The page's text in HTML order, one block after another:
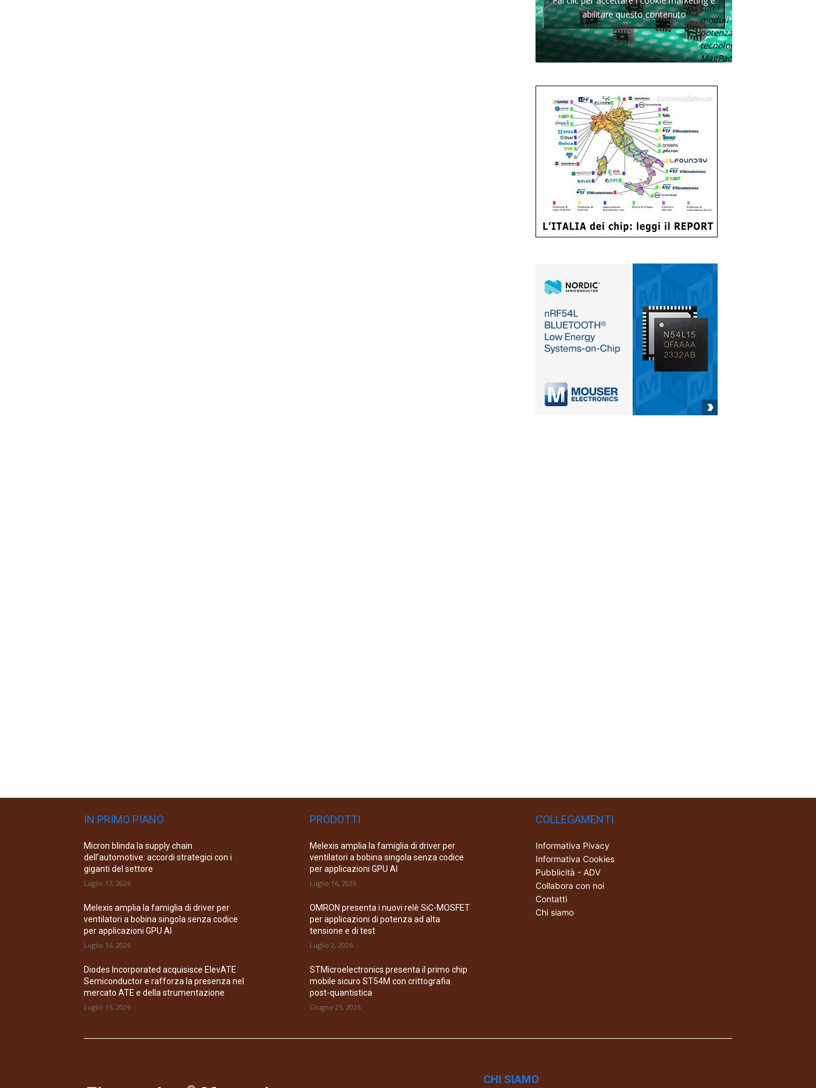
con i
moduli di
potenza con
tecnologia
MagPack.
abilitare questo contenuto
IN PRIMO PIANO
Micron blinda la supply chain
dell’automotive: accordi strategici con i
giganti del settore
Luglio 17, 2026
Melexis amplia la famiglia di driver per
ventilatori a bobina singola senza codice
per applicazioni GPU AI
Luglio 16, 2026
Diodes Incorporated acquisisce ElevATE
Semiconductor e rafforza la presenza nel
mercato ATE e della strumentazione
Luglio 15, 2026
PRODOTTI
Melexis amplia la famiglia di driver per
ventilatori a bobina singola senza codice
per applicazioni GPU AI
Luglio 16, 2026
OMRON presenta i nuovi relè SiC-MOSFET
per applicazioni di potenza ad alta
tensione e di test
Luglio 2, 2026
STMicroelectronics presenta il primo chip
mobile sicuro ST54M con crittografia
post-quantistica
Giugno 25, 2026
COLLEGAMENTI
Informativa Pivacy
Informativa Cookies
Pubblicità - ADV
Collabora con noi
Contatti
Chi siamo
CHI SIAMO